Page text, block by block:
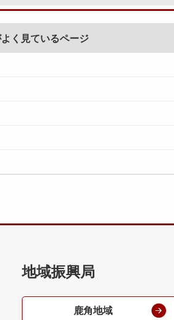
く見ているページ
地域振興局
鹿角地域